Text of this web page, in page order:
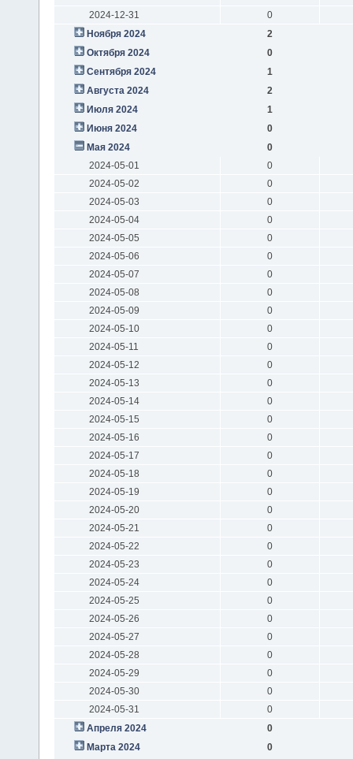
2024-12-31
0
Ноября 2024
2
Октября 2024
0
Сентября 2024
1
Августа 2024
2
Июля 2024
1
Июня 2024
0
Мая 2024
0
2024-05-01
0
2024-05-02
0
2024-05-03
0
2024-05-04
0
2024-05-05
0
2024-05-06
0
2024-05-07
0
2024-05-08
0
2024-05-09
0
2024-05-10
0
2024-05-11
0
2024-05-12
0
2024-05-13
0
2024-05-14
0
2024-05-15
0
2024-05-16
0
2024-05-17
0
2024-05-18
0
2024-05-19
0
2024-05-20
0
2024-05-21
0
2024-05-22
0
2024-05-23
0
2024-05-24
0
2024-05-25
0
2024-05-26
0
2024-05-27
0
2024-05-28
0
2024-05-29
0
2024-05-30
0
2024-05-31
0
Апреля 2024
0
Марта 2024
0